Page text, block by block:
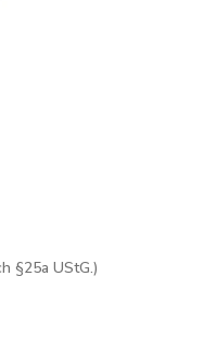
§25a UStG.)